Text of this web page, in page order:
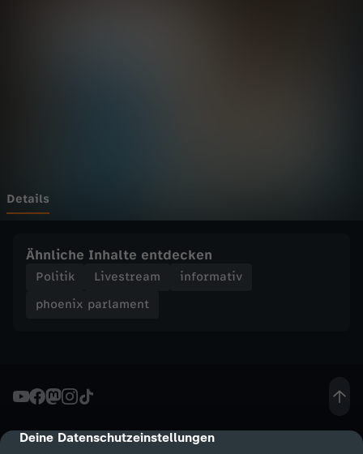
cmp-dialog-description
Deine Datenschutzeinstellungen
m
n
S
o
Details
Ähnliche Inhalte entdecken
Politik Livestream
informativ
phoenix parlament